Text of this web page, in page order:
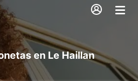
en Le Haillan